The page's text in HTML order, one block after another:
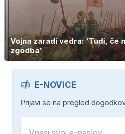
Vojna zaradi vedra: 'Tudi, če
zgodba'
E-NOVICE
Prijavi se na pregled